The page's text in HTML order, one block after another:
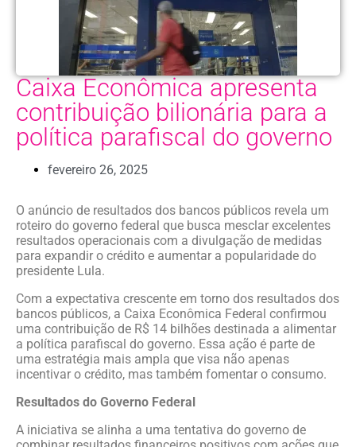
Caixa Econômica apresenta
contribuição bilionária para a
política parafiscal do governo
fevereiro 26, 2025
O anúncio de resultados dos bancos públicos revela um
roteiro do governo federal que busca mesclar excelentes
resultados operacionais com a divulgação de medidas
para expandir o crédito e aumentar a popularidade do
presidente Lula.
Com a expectativa crescente em torno dos resultados dos
bancos públicos, a Caixa Econômica Federal confirmou
uma contribuição de R$ 14 bilhões destinada a alimentar
a política parafiscal do governo. Essa ação é parte de
uma estratégia mais ampla que visa não apenas
incentivar o crédito, mas também fomentar o consumo.
Resultados do Governo Federal
A iniciativa se alinha a uma tentativa do governo de